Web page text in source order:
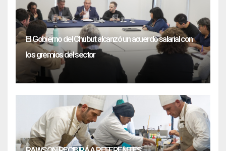
El Gobierno del Chubut alcanzó un acuerdo salarial con
los gremios del sector